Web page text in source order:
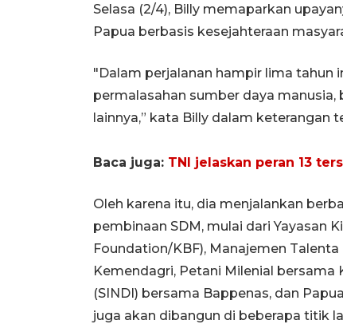
Selasa (2/4), Billy memaparkan
Papua berbasis kesejahteraan
"Dalam perjalanan hampir lima tahun
permalasahan sumber daya
lainnya,” kata Billy dalam keterangan
Baca juga: TNI jelaskan peran 13
Oleh karena itu, dia menjalankan
pembinaan SDM, mulai dari Yayasan
Foundation/KBF), Manajemen
Kemendagri, Petani Milenial bersama
(SINDI) bersama Bappenas, dan
juga akan dibangun di beberapa titik